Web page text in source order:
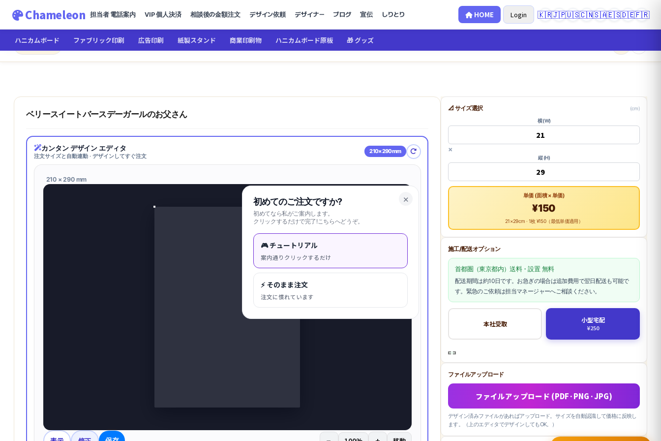
Chameleon 担当者 電話案内 VIP 個人決済 相談後の金額注文 デザイン依頼 デザイナー ブログ 宣伝 しりとり HOME Login 🇰🇷🇯🇵🇺🇸🇨🇳🇸🇦🇪🇸🇩🇪🇫🇷
ハニカムボード ファブリック印刷 広告印刷 紙製スタンド 商業印刷物 ハニカムボード原板 🎁 グッズ
← メインへ Chameleonベリースイートバースデーガールのお父さん
ベリースイートバースデーガールのお父さん
カンタン デザイン エディタ
注文サイズと自動連動 · デザインしてすぐ注文
210×290mm
210 × 290 mm
📐 サイズ選択 (cm)
横 (W)
×
縦 (H)
単価 (面積 × 単価)
¥150
21×29cm · 1枚 ¥150（最低単価適用）
施工/配送オプション
首都圏（東京都内）送料・設置 無料
配送期間は約10日です。お急ぎの場合は追加費用で翌日配送も可能で
す。緊急のご依頼は担当マネージャーへご相談ください。
本社受取 小型宅配
¥250
ファイルアップロード
ファイルアップロード (PDF·PNG·JPG)
デザイン済みファイルがあればアップロード。サイズを自動認識して価格に反映し
ます。（上のエディタでデザインしてもOK。）
✕
初めてのご注文ですか?
初めてなら私がご案内します。
クリックするだけで完了!こちらへどうぞ。
🎮 チュートリアル
案内通りクリックするだけ
⚡ そのまま注文
注文に慣れています